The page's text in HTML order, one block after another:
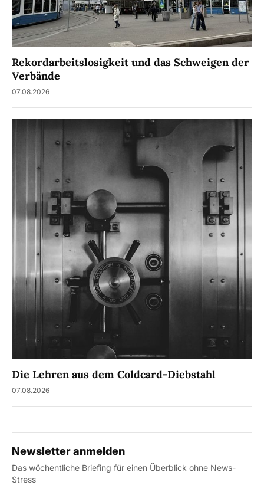
Rekordarbeitslosigkeit und das Schweigen der
Verbände
07.08.2026
Die Lehren aus dem Coldcard-Diebstahl
07.08.2026
Newsletter anmelden
Das wöchentliche Briefing für einen Überblick ohne News-
Stress